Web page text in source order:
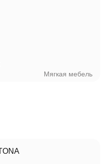
Мягкая мебель